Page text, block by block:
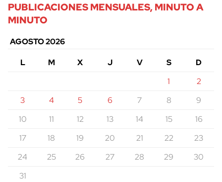
PUBLICACIONES MENSUALES, MINUTO A
MINUTO
AGOSTO 2026
L
M X J V S
D
1
2
3
4 5 6 7 8
9
10
11 12 13 14 15
16
17
18 19 20 21 22
23
24
25 26 27 28 29
30
31